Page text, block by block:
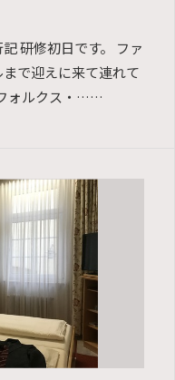
研修初日です。 ファ
で迎えに来て連れて
ォルクス・……